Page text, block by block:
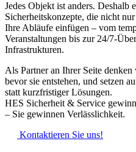
Jedes Objekt ist anders.
Sicherheitskonzepte, die nicht
Ihre Abläufe einfügen – vom
Veranstaltungen bis zur 24/7-
Infrastrukturen.
Als Partner an Ihrer Seite
bevor sie entstehen, und setzen
statt kurzfristiger Lösungen.
HES Sicherheit & Service
– Sie gewinnen Verlässlichkeit.
Kontaktieren Sie uns!